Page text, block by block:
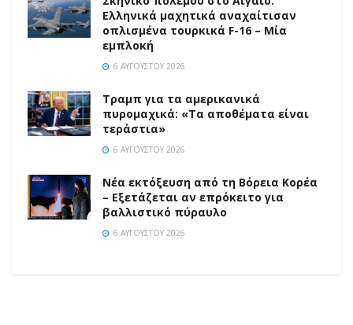
Ελληνικά μαχητικά αναχαίτισαν
οπλισμένα τουρκικά F-16 – Μία
εμπλοκή
6 ΑΥΓΟΎΣΤΟΥ 2026
Τραμπ για τα αμερικανικά
πυρομαχικά: «Τα αποθέματα είναι
τεράστια»
6 ΑΥΓΟΎΣΤΟΥ 2026
Νέα εκτόξευση από τη Βόρεια Κορέα
– Εξετάζεται αν επρόκειτο για
βαλλιστικό πύραυλο
6 ΑΥΓΟΎΣΤΟΥ 2026